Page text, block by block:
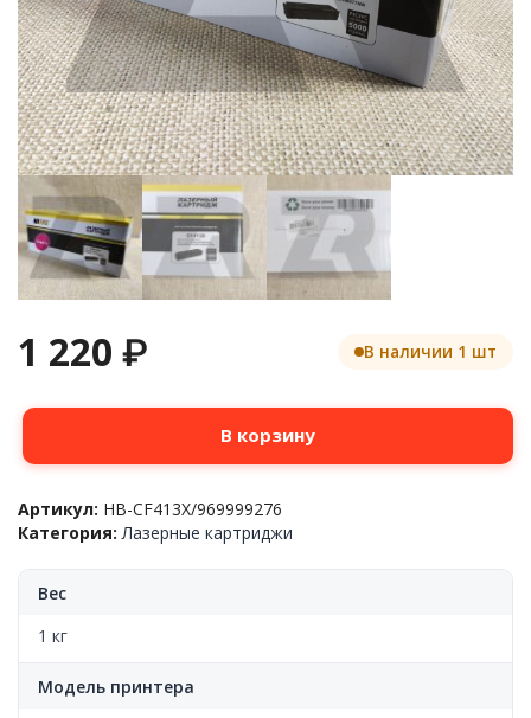
1 220 ₽ В наличии 1 шт
Количество
Картридж
Color
LaserJet
M377/M477fdn/M477fdw(CF413X/410X),
Magenta,
Black
В корзину
Артикул: HB-CF413X/969999276
Категория:Лазерные картриджи
Вес
1 кг
Модель принтера